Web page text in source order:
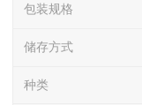
包装规格
储存方式
种类